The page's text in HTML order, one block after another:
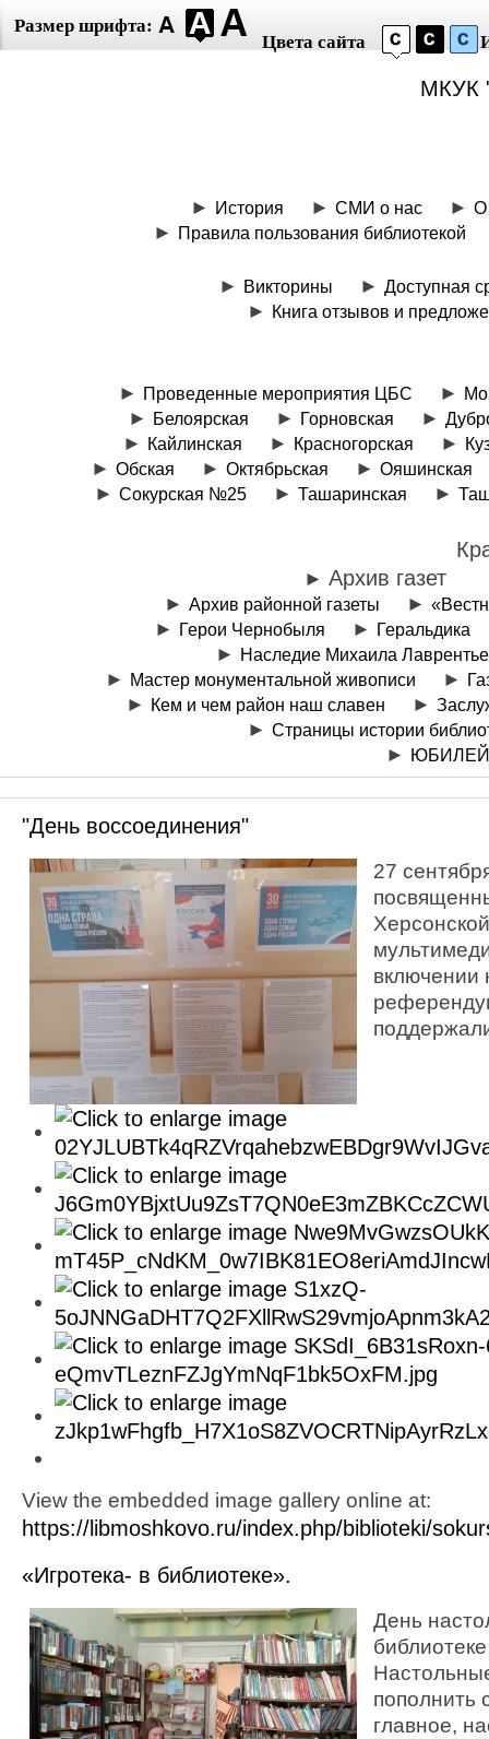
Размер шрифта:
Цвета сайта
МКУК
История СМИ о нас
О
Правила пользования библиотекой
Викторины
Доступная
Книга отзывов и
Проведенные мероприятия ЦБС
Белоярская
Горновская
Кайлинская
Красногорская
Обская
Октябрьская
Ояшинская
Сокурская №25
Ташаринская
Архив газет
Архив районной газеты
Герои Чернобыля
Геральдика
Наследие Михаила
Мастер монументальной живописи
Кем и чем район наш славен
Страницы истории
"День воссоединения"
27
включении
View the embedded image gallery online at:
https://libmoshkovo.ru/index.php/biblioteki/
«Игротека- в библиотеке».
День
пополнить
главное,